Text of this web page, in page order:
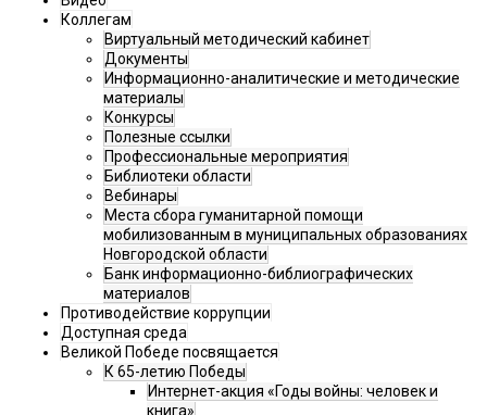
Коллегам
Виртуальный методический кабинет
Документы
Информационно-аналитические и методические
материалы
Конкурсы
Полезные ссылки
Профессиональные мероприятия
Библиотеки области
Вебинары
Места сбора гуманитарной помощи
мобилизованным в муниципальных образованиях
Новгородской области
Банк информационно-библиографических
материалов
Противодействие коррупции
Доступная среда
Великой Победе посвящается
К 65-летию Победы
Интернет-акция «Годы войны: человек и
книга»